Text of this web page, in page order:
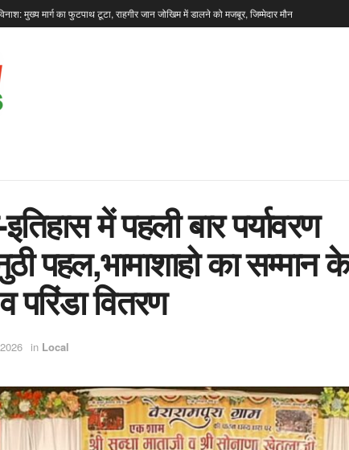
मुख्य मार्ग का फुटपाथ टूटा, राहगीर जान जोखिम में डालने को मजबूर, जिम्मेदार मौन
में पहली बार पर्यावरण
पहल,भामाशाहो का सम्मान के
परिंडा वितरण
in Local